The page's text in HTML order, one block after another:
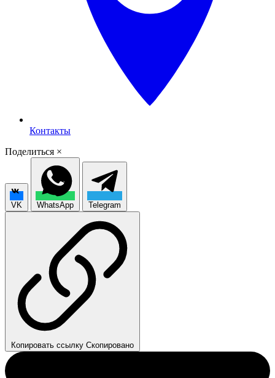
Контакты
Поделиться ×
VK WhatsApp Telegram
Копировать ссылку Скопировано